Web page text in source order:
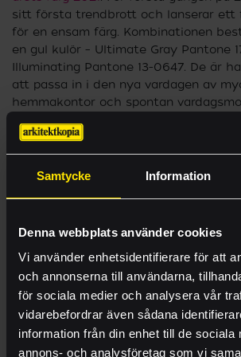
Samtycke Information
Denna webbplats använder cookies
Vi använder enhetsidentifierare för att
och annonserna till användarna,
för sociala medier och analysera vår
vidarebefordrar även sådana
information från din enhet till de sociala
annons- och analysföretag som vi
sitt första trendbrott och lanserar ett
för en ensam färg. Kombinationen
en gul kulör – Ultimate Gray Pantone
Illuminating Pantone 13-0647. De är
att passa in i den nya vardagen av
hemmakontor och spontan
av djup eftertänksamhet och
framtiden.
E-handel
Offert
Produkter
Tjänster
Ritningsbeställning
Case